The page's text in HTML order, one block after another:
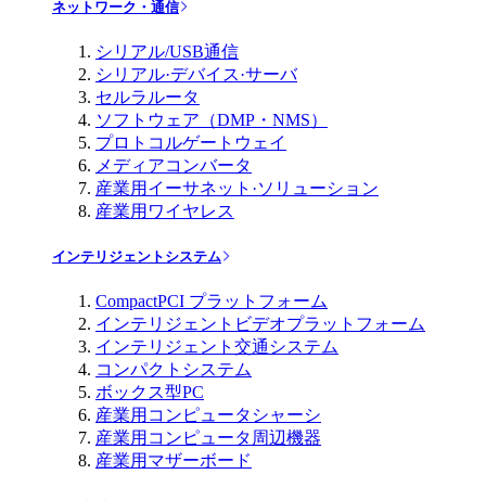
ネットワーク・通信
シリアル/USB通信
シリアル·デバイス·サーバ
セルラルータ
ソフトウェア（DMP・NMS）
プロトコルゲートウェイ
メディアコンバータ
産業用イーサネット·ソリューション
産業用ワイヤレス
インテリジェントシステム
CompactPCI プラットフォーム
インテリジェントビデオプラットフォーム
インテリジェント交通システム
コンパクトシステム
ボックス型PC
産業用コンピュータシャーシ
産業用コンピュータ周辺機器
産業用マザーボード